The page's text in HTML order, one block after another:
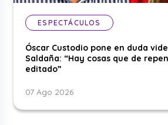
ESPECTÁCULOS
Óscar Custodio pone en duda
Saldaña: “Hay cosas que de
editado”
07 Ago 2026